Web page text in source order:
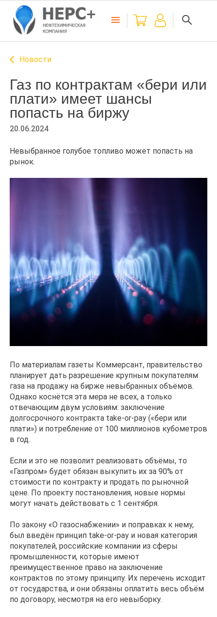
Новости
Газ по контрактам «бери или
плати» имеет шансы
попасть на биржу
20.06.2024
Невыбранное голубое топливо может попасть на
рынок.
По материалам газеты Коммерсант, правительство
планирует дать разрешение крупным покупателям
газа на продажу на бирже невыбранных объёмов.
Однако коснётся эта мера не всех, а только
отвечающим двум условиям: заключение
долгосрочного контракта take-or-pay («бери или
плати») и потребление от 100 миллионов кубометров
в год.
Если и это не позволит реализовать объёмы, то
«Газпром» будет обязан выкупить их за 90% от
стоимости по контракту и продать по рыночной
цене. По проекту постановления, новые нормы
могут начать действовать с 1 сентября.
По закону «О газоснабжении» и поправках к нему,
был введён принцип take-or-pay и новая категория
покупателей, российские компании из сферы
промышленности, которые имеют
преимущественное право на заключение
контрактов по этому принципу. Их перечень исходит
от государства, и они обязаны оплатить весь объём
по договору, несмотря на его невыборку.